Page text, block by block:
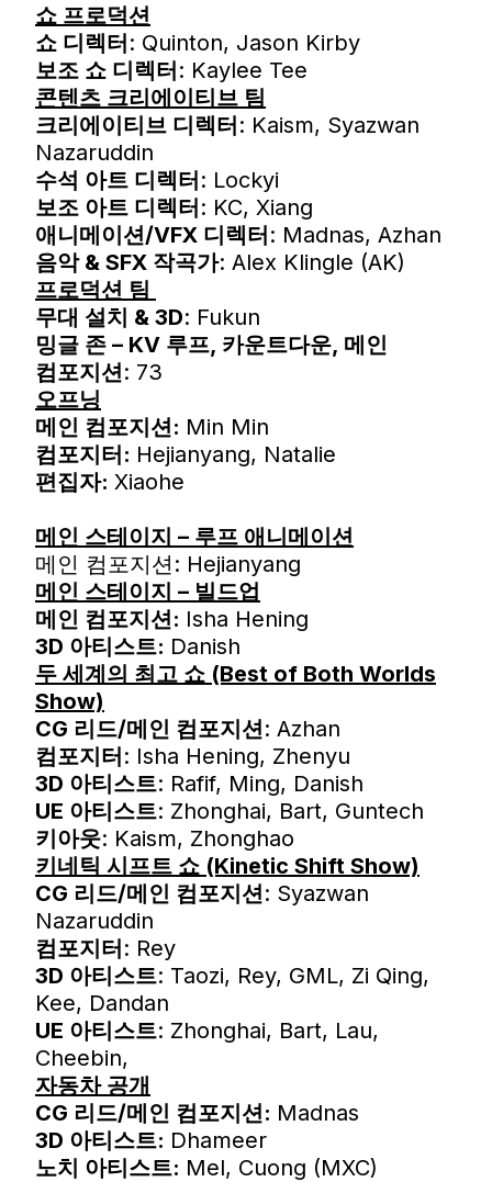
쇼 프로덕션
쇼 디렉터: Quinton, Jason Kirby
보조 쇼 디렉터: Kaylee Tee
콘텐츠 크리에이티브 팀
크리에이티브 디렉터: Kaism, Syazwan
Nazaruddin
수석 아트 디렉터: Lockyi
보조 아트 디렉터: KC, Xiang
애니메이션/VFX 디렉터: Madnas, Azhan
음악 & SFX 작곡가: Alex Klingle (AK)
프로덕션 팀
무대 설치 & 3D: Fukun
밍글 존 – KV 루프, 카운트다운, 메인
컴포지션: 73
오프닝
메인 컴포지션: Min Min
컴포지터: Hejianyang, Natalie
편집자: Xiaohe
메인 스테이지 – 루프 애니메이션
메인 컴포지션: Hejianyang
메인 스테이지 – 빌드업
메인 컴포지션: Isha Hening
3D 아티스트: Danish
두 세계의 최고 쇼 (Best of Both Worlds
Show)
CG 리드/메인 컴포지션: Azhan
컴포지터: Isha Hening, Zhenyu
3D 아티스트: Rafif, Ming, Danish
UE 아티스트: Zhonghai, Bart, Guntech
키아웃: Kaism, Zhonghao
키네틱 시프트 쇼 (Kinetic Shift Show)
CG 리드/메인 컴포지션: Syazwan
Nazaruddin
컴포지터: Rey
3D 아티스트: Taozi, Rey, GML, Zi Qing,
Kee, Dandan
UE 아티스트: Zhonghai, Bart, Lau,
Cheebin, ​​​​​​​
자동차 공개
CG 리드/메인 컴포지션: Madnas
3D 아티스트: Dhameer
노치 아티스트: Mel, Cuong (MXC)